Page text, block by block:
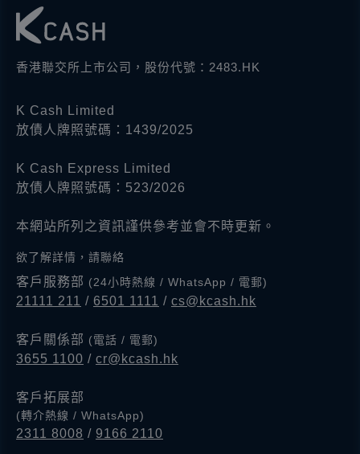
香港聯交所上市公司，股份代號：2483.HK
K Cash Limited
放債人牌照號碼：1439/2025
K Cash Express Limited
放債人牌照號碼：523/2026
本網站所列之資訊謹供參考並會不時更新。
欲了解詳情，請聯絡
客戶服務部 (24小時熱線 / WhatsApp / 電郵)
21111 211 / 6501 1111 / cs@kcash.hk
客戶關係部 (電話 / 電郵)
3655 1100 / cr@kcash.hk
客戶拓展部
(轉介熱線 / WhatsApp)
2311 8008 / 9166 2110